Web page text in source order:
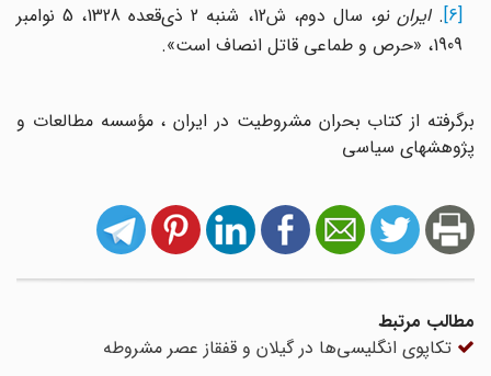
.ایران نو
، سال دوم، ش12، شنبه 2 ذی‌قعده 1328، 5 نوامبر
1909، «حرص و طماعی قاتل انصاف است».
برگرفته از کتاب بحران مشروطیت در ایران ، مؤسسه مطالعات و
پژوهشهای سیاسی
مطالب مرتبط
تکاپوی انگلیسی‌ها در گیلان و قفقاز عصر مشروطه